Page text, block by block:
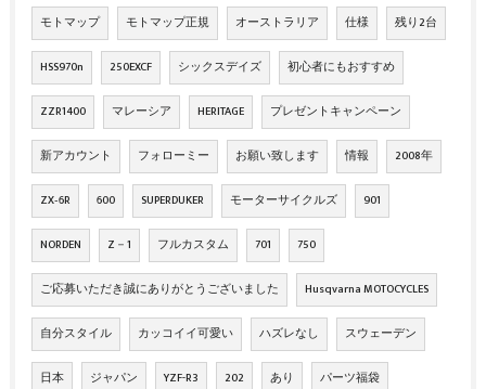
モトマップ モトマップ正規 オーストラリア 仕様 残り2台
HSS970n 250EXCF シックスデイズ 初心者にもおすすめ
ZZR1400 マレーシア HERITAGE プレゼントキャンペーン
新アカウント フォローミー お願い致します 情報 2008年
ZX‐6R 600 SUPERDUKER モーターサイクルズ 901
NORDEN Z－1 フルカスタム 701 750
ご応募いただき誠にありがとうございました Husqvarna MOTOCYCLES
自分スタイル カッコイイ可愛い ハズレなし スウェーデン
日本 ジャパン YZF-R3 202 あり パーツ福袋